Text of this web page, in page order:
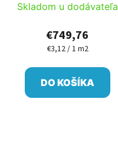
Skladom u dodávateľa
€749,76
Jednotková
€3,12 / 1 m2
DO KOŠÍKA